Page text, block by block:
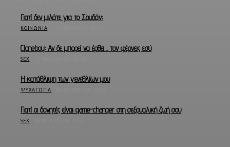
Γιατί δεν μιλάτε για το Σουδάν;
ΚΟΙΝΩΝΊΑ
Cloneboy: Αν δε μπορεί να έρθει… τον φέρνεις εσύ
SEX
Η κατάθλιψη των γενεθλίων μου
ΨΥΧΑΓΩΓΊΑ
Γιατί οι δονητές είναι game-changer στη σεξουαλική ζωή σου
SEX